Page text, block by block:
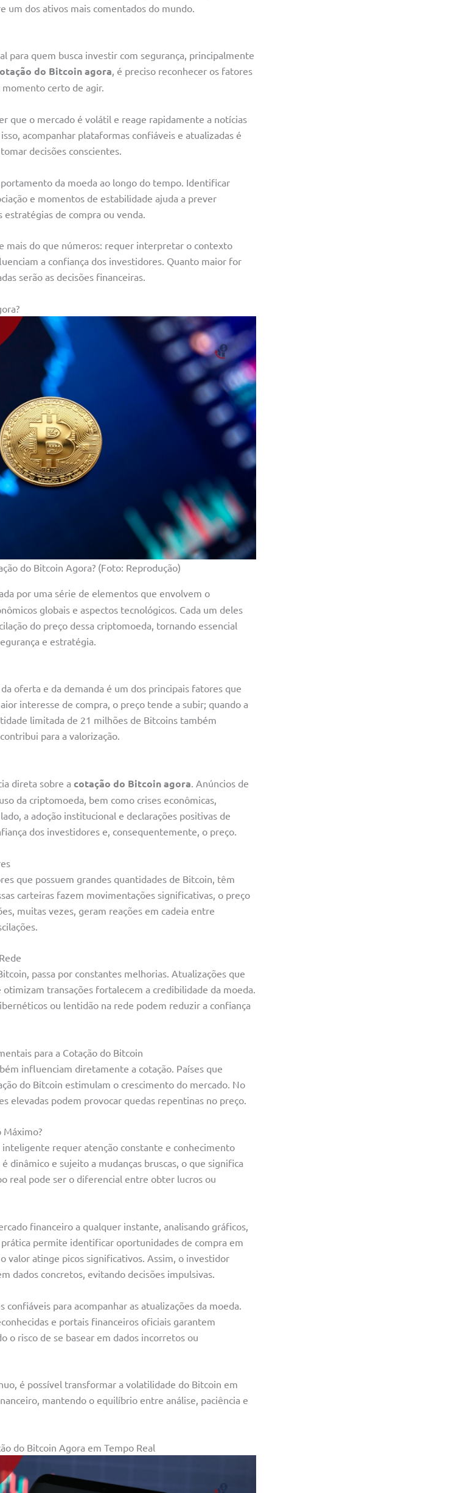
dos ativos mais comentados do mundo.
para quem busca investir com segurança, principalmente
do Bitcoin agora, é preciso reconhecer os fatores
momento certo de agir.
que o mercado é volátil e reage rapidamente a notícias
acompanhar plataformas confiáveis e atualizadas é
decisões conscientes.
da moeda ao longo do tempo. Identificar
e momentos de estabilidade ajuda a prever
de compra ou venda.
mais do que números: requer interpretar o contexto
a confiança dos investidores. Quanto maior for
serão as decisões financeiras.
do Bitcoin Agora? (Foto: Reprodução)
por uma série de elementos que envolvem o
globais e aspectos tecnológicos. Cada um deles
do preço dessa criptomoeda, tornando essencial
e estratégia.
oferta e da demanda é um dos principais fatores que
interesse de compra, o preço tende a subir; quando a
limitada de 21 milhões de Bitcoins também
para a valorização.
direta sobre a cotação do Bitcoin agora . Anúncios de
da criptomoeda, bem como crises econômicas,
a adoção institucional e declarações positivas de
dos investidores e, consequentemente, o preço.
que possuem grandes quantidades de Bitcoin, têm
carteiras fazem movimentações significativas, o preço
muitas vezes, geram reações em cadeia entre
passa por constantes melhorias. Atualizações que
transações fortalecem a credibilidade da moeda.
ou lentidão na rede podem reduzir a confiança
para a Cotação do Bitcoin
influenciam diretamente a cotação. Países que
do Bitcoin estimulam o crescimento do mercado. No
elevadas podem provocar quedas repentinas no preço.
Máximo?
requer atenção constante e conhecimento
dinâmico e sujeito a mudanças bruscas, o que significa
real pode ser o diferencial entre obter lucros ou
financeiro a qualquer instante, analisando gráficos,
prática permite identificar oportunidades de compra em
valor atinge picos significativos. Assim, o investidor
dados concretos, evitando decisões impulsivas.
para acompanhar as atualizações da moeda.
e portais financeiros oficiais garantem
o risco de se basear em dados incorretos ou
é possível transformar a volatilidade do Bitcoin em
mantendo o equilíbrio entre análise, paciência e
do Bitcoin Agora em Tempo Real